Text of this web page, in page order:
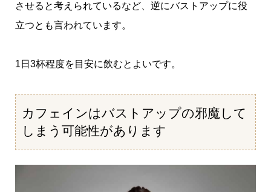
させると考えられているなど、逆にバストアップに役
立つとも言われています。
1日3杯程度を目安に飲むとよいです。
カフェインはバストアップの邪魔して
しまう可能性があります